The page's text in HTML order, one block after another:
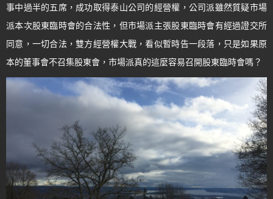
事中過半的五席，成功取得泰山公司的經營權，公司派雖然質疑市場
派本次股東臨時會的合法性，但市場派主張股東臨時會有經過證交所
同意，一切合法，雙方經營權大戰，看似暫時告一段落，只是如果原
本的董事會不召集股東會，市場派真的這麼容易召開股東臨時會嗎？